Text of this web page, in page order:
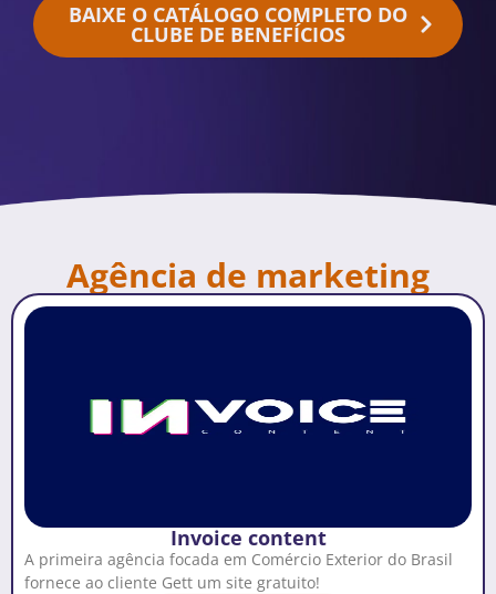
BAIXE O CATÁLOGO COMPLETO DO
CLUBE DE BENEFÍCIOS
Agência de marketing
Invoice content
A primeira agência focada em Comércio Exterior do Brasil
fornece ao cliente Gett um site gratuito!